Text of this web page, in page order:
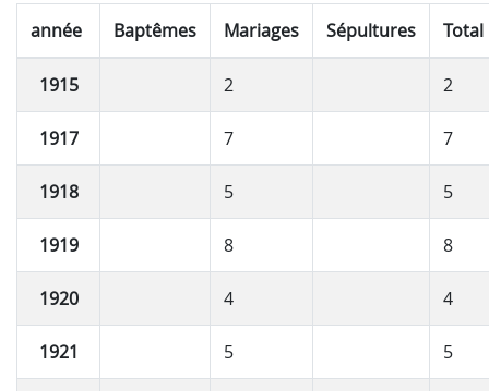
année Baptêmes Mariages Sépultures Total
1915 2 2
1917 7 7
1918 5 5
1919 8 8
1920 4 4
1921 5 5